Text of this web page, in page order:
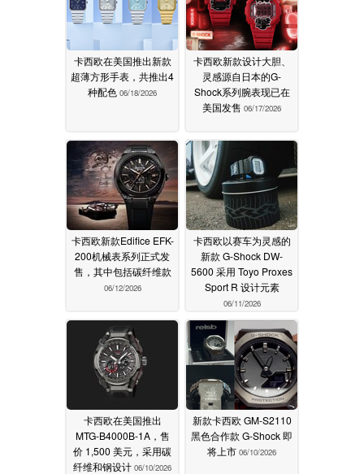
卡西欧在美国推出新款
超薄方形手表，共推出4
种配色 06/18/2026
卡西欧新款设计大胆、
灵感源自日本的G-
Shock系列腕表现已在
美国发售 06/17/2026
卡西欧新款Edifice EFK-
200机械表系列正式发
售，其中包括碳纤维款
06/12/2026
卡西欧以赛车为灵感的
新款 G-Shock DW-
5600 采用 Toyo Proxes
Sport R 设计元素
06/11/2026
卡西欧在美国推出
MTG-B4000B-1A，售
价 1,500 美元，采用碳
纤维和钢设计 06/10/2026
新款卡西欧 GM-S2110
黑色合作款 G-Shock 即
将上市 06/10/2026